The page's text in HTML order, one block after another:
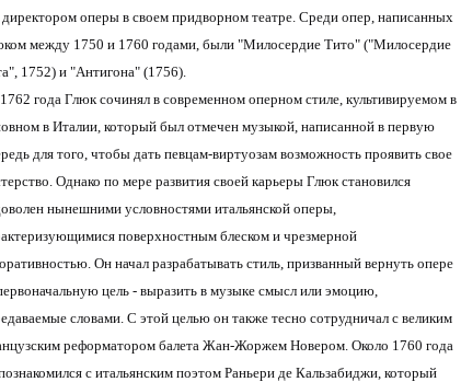
директором оперы в своем придворном театре. Среди опер, написанных
между 1750 и 1760 годами, были "Милосердие Тито" ("Милосердие
1752) и "Антигона" (1756).
года Глюк сочинял в современном оперном стиле, культивируемом в
в Италии, который был отмечен музыкой, написанной в первую
для того, чтобы дать певцам-виртуозам возможность проявить свое
Однако по мере развития своей карьеры Глюк становился
нынешними условностями итальянской оперы,
поверхностным блеском и чрезмерной
Он начал разрабатывать стиль, призванный вернуть опере
цель - выразить в музыке смысл или эмоцию,
словами. С этой целью он также тесно сотрудничал с великим
реформатором балета Жан-Жоржем Новером. Около 1760 года
с итальянским поэтом Раньери де Кальзабиджи, который